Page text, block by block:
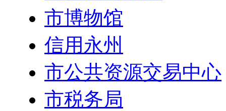
市博物馆
信用永州
市公共资源交易中心
市税务局